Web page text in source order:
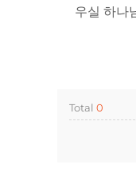
우실 하나
Total 0